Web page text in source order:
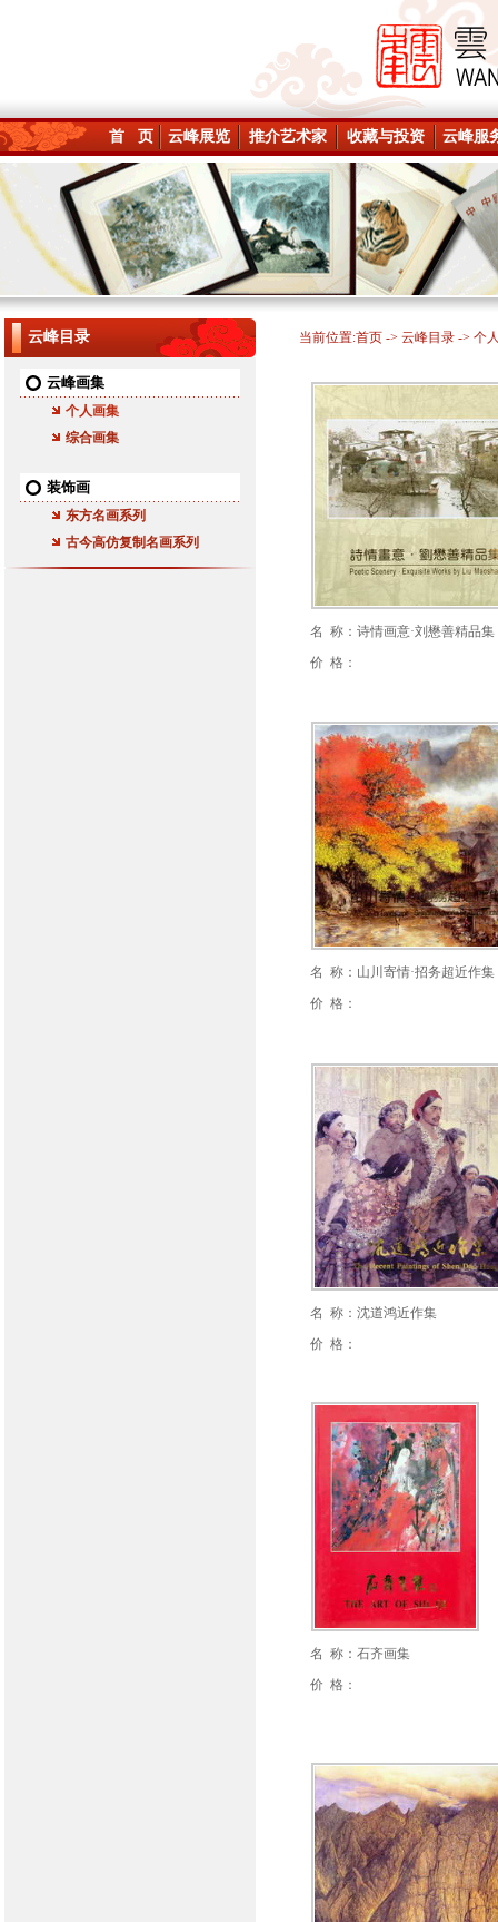
首 页 云峰展览 推介艺术家 收藏与投资 云峰服
云峰目录
云峰画集
个人画集
综合画集
装饰画
东方名画系列
古今高仿复制名画系列
当前位置:首页 -> 云峰目录 -> 个
名 称：诗情画意·刘懋善精品集
价 格：
名 称：山川寄情·招务超近作集
价 格：
名 称：沈道鸿近作集
价 格：
名 称：石齐画集
价 格：